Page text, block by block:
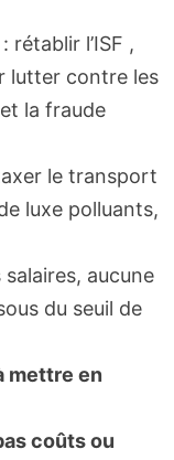
rétablir l’ISF ,
lutter contre les
la fraude
le transport
luxe polluants,
aucune
du seuil de
mettre en
coûts ou